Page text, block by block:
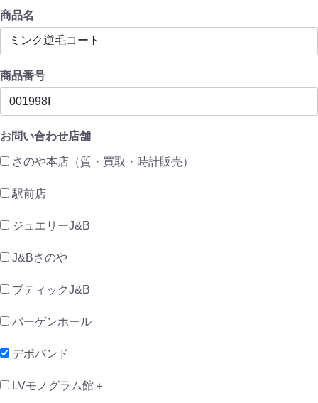
商品名
商品番号
お問い合わせ店舗
さのや本店（質・買取・時計販売）
駅前店
ジュエリーJ&B
J&Bさのや
ブティックJ&B
バーゲンホール
デポバンド
LVモノグラム館＋